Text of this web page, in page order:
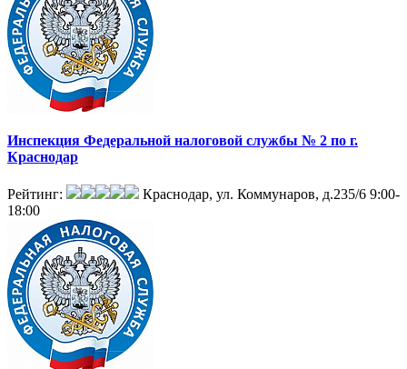
Инспекция Федеральной налоговой службы № 2 по г.
Краснодар
Рейтинг: Краснодар, ул. Коммунаров, д.235/6 9:00-
18:00